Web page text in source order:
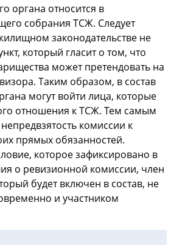
органа относится в
собрания ТСЖ. Следует
законодательстве не
который гласит о том, что
может претендовать на
Таким образом, в состав
могут войти лица, которые
отношения к ТСЖ. Тем самым
комиссии к
прямых обязанностей.
которое зафиксировано в
о ревизионной комиссии, член
будет включен в состав, не
и участником